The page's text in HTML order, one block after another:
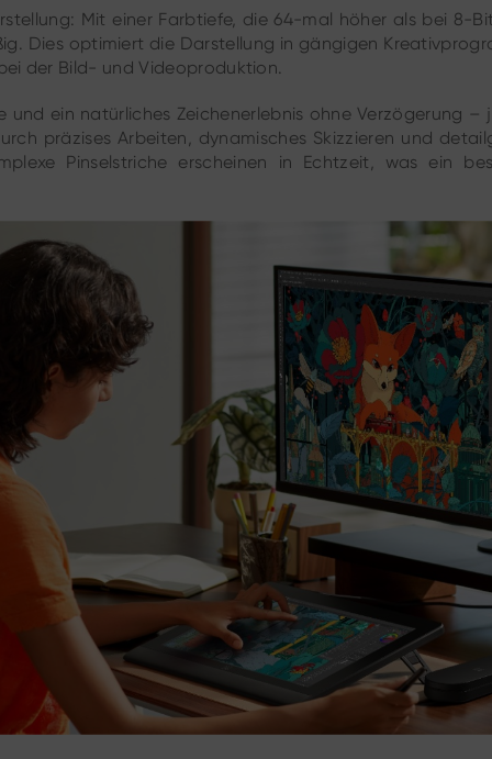
Mit einer Farbtiefe, die 64-mal höher als bei 8-
Dies optimiert die Darstellung in gängigen
der Bild- und Videoproduktion.
und ein natürliches Zeichenerlebnis ohne Verzögerung
präzises Arbeiten, dynamisches Skizzieren und
Pinselstriche erscheinen in Echtzeit, was ein